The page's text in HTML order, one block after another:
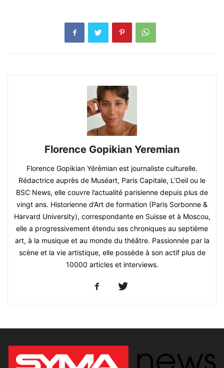
Florence Gopikian Yeremian
Florence Gopikian Yérémian est journaliste culturelle.
Rédactrice auprès de Muséart, Paris Capitale, L’Oeil ou le
BSC News, elle couvre l’actualité parisienne depuis plus de
vingt ans. Historienne d’Art de formation (Paris Sorbonne &
Harvard University), correspondante en Suisse et à Moscou,
elle a progressivement étendu ses chroniques au septième
art, à la musique et au monde du théâtre. Passionnée par la
scène et la vie artistique, elle possède à son actif plus de
10000 articles et interviews.